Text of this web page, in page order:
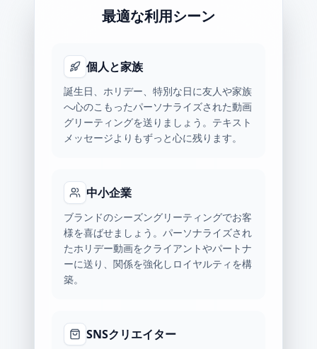
最適な利用シーン
個人と家族
誕生日、ホリデー、特別な日に友人や家族
へ心のこもったパーソナライズされた動画
グリーティングを送りましょう。テキスト
メッセージよりもずっと心に残ります。
中小企業
ブランドのシーズングリーティングでお客
様を喜ばせましょう。パーソナライズされ
たホリデー動画をクライアントやパートナ
ーに送り、関係を強化しロイヤルティを構
築。
SNSクリエイター